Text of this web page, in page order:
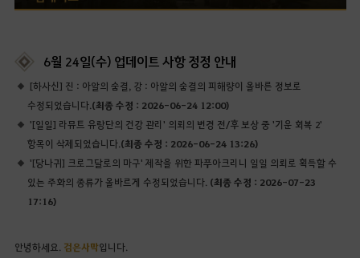
6월 24일(수) 업데이트 사항 정정 안내
[하사신] 진 : 아알의 숨결, 강 : 아알의 숨결의 피해량이 올바른 정보로
수정되었습니다. (최종 수정 : 2026-06-24 12:00)
'[일일] 라뮤트 유랑단의 건강 관리' 의뢰의 변경 전/후 보상 중 '기운 회복 2'
항목이 삭제되었습니다. (최종 수정 : 2026-06-24 13:26)
'[당나귀] 크로그달로의 마구' 제작을 위한 파푸아크리니 일일 의뢰로 획득할 수
있는 주화의 종류가 올바르게 수정되었습니다. (최종 수정 : 2026-07-23
17:16)
안녕하세요. 검은사막입니다.